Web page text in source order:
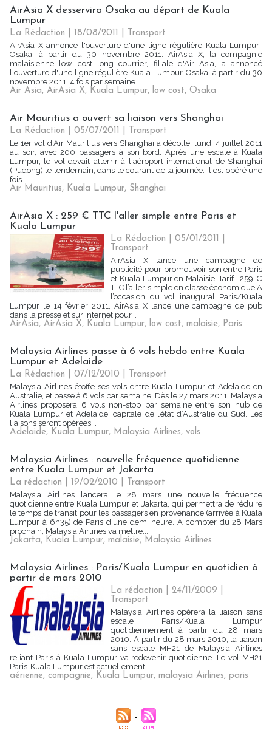
AirAsia X desservira Osaka au départ de Kuala
Lumpur
La Rédaction | 18/08/2011
Transport
AirAsia X annonce l'ouverture d'une ligne régulière Kuala Lumpur-
Osaka, à partir du 30 novembre 2011. AirAsia X, la compagnie
malaisienne low cost long courrier, filiale d'Air Asia, a annoncé
l'ouverture d'une ligne régulière Kuala Lumpur-Osaka, à partir du 30
novembre 2011, 4 fois par semaine....
Air Asia, AirAsia X, Kuala Lumpur, low cost, Osaka
Air Mauritius a ouvert sa liaison vers Shanghai
La Rédaction | 05/07/2011
Transport
Le 1er vol d'Air Mauritius vers Shanghai a décollé, lundi 4 juillet 2011
au soir, avec 200 passagers à son bord. Après une escale à Kuala
Lumpur, le vol devait atterrir à l'aéroport international de Shanghai
(Pudong) le lendemain, dans le courant de la journée. Il est opéré une
fois...
Air Mauritius, Kuala Lumpur, Shanghai
AirAsia X : 259 € TTC l'aller simple entre Paris et
Kuala Lumpur
La Rédaction | 05/01/2011
Transport
AirAsia X lance une campagne de
publicité pour promouvoir son entre Paris
et Kuala Lumpur en Malaisie. Tarif : 259 €
TTC l’aller simple en classe économique A
l’occasion du vol inaugural Paris/Kuala
Lumpur le 14 février 2011, AirAsia X lance une campagne de pub
dans la presse et sur internet pour...
AirAsia, AirAsia X, Kuala Lumpur, low cost, malaisie, Paris
Malaysia Airlines passe à 6 vols hebdo entre Kuala
Lumpur et Adelaide
La Rédaction | 07/12/2010
Transport
Malaysia Airlines étoffe ses vols entre Kuala Lumpur et Adelaide en
Australie, et passe à 6 vols par semaine. Dès le 27 mars 2011, Malaysia
Airlines proposera 6 vols non-stop par semaine entre son hub de
Kuala Lumpur et Adelaide, capitale de l’état d’Australie du Sud. Les
liaisons seront opérées...
Adelaide, Kuala Lumpur, Malaysia Airlines, vols
Malaysia Airlines : nouvelle fréquence quotidienne
entre Kuala Lumpur et Jakarta
La rédaction | 19/02/2010
Transport
Malaysia Airlines lancera le 28 mars une nouvelle fréquence
quotidienne entre Kuala Lumpur et Jakarta, qui permettra de réduire
le temps de transit pour les passagers en provenance (arrivée à Kuala
Lumpur à 6h35) de Paris d'une demi heure. A compter du 28 Mars
prochain, Malaysia Airlines va mettre...
Jakarta, Kuala Lumpur, malaisie, Malaysia Airlines
Malaysia Airlines : Paris/Kuala Lumpur en quotidien à
partir de mars 2010
La rédaction | 24/11/2009
Transport
Malaysia Airlines opèrera la liaison sans
escale Paris/Kuala Lumpur
quotidiennement à partir du 28 mars
2010. A partir du 28 mars 2010, la liaison
sans escale MH21 de Malaysia Airlines
reliant Paris à Kuala Lumpur va redevenir quotidienne. Le vol MH21
Paris-Kuala Lumpur est actuellement...
aérienne, compagnie, Kuala Lumpur, malaysia Airlines, paris